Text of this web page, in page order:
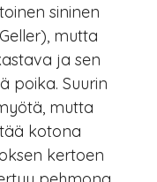
sininen
mutta
ja sen
poika. Suurin
mutta
kotona
kertoen